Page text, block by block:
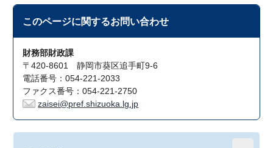
このページに関するお問い合わせ
財務部財政課
〒420-8601 静岡市葵区追手町9-6
電話番号：054-221-2033
ファクス番号：054-221-2750
zaisei@pref.shizuoka.lg.jp